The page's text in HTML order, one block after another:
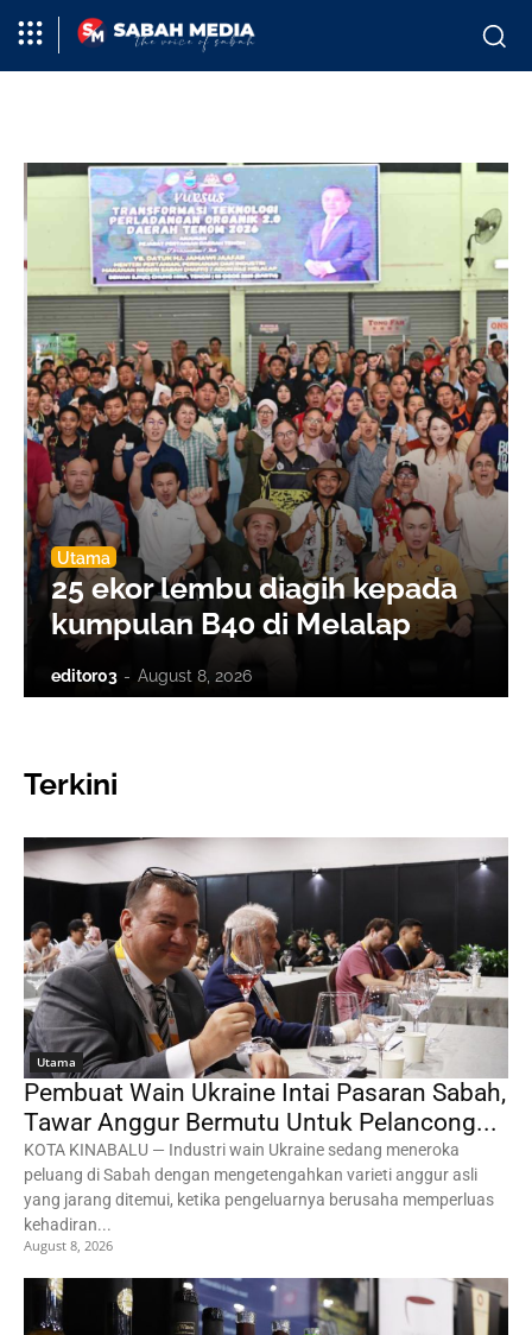
Utama
25 ekor lembu diagih kepada
kumpulan B40 di Melalap
editor03 - August 8, 2026
Terkini
Utama
Pembuat Wain Ukraine Intai Pasaran Sabah,
Tawar Anggur Bermutu Untuk Pelancong...
KOTA KINABALU — Industri wain Ukraine sedang meneroka
peluang di Sabah dengan mengetengahkan varieti anggur asli
yang jarang ditemui, ketika pengeluarnya berusaha memperluas
kehadiran...
August 8, 2026